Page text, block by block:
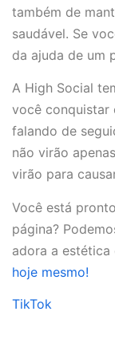
também de
saudável. Se
da ajuda de um
A High Social
você conquistar
falando de
não virão
virão para
Você está
página?
adora a estética
hoje mesmo!
TikTok